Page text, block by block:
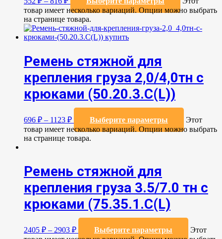
товар имеет несколько вариаций. Опции можно выбрать
на странице товара.
Ремень стяжной для
крепления груза 2,0/4,0тн с
крюками (50.20.3.C(L))
696 ₽ – 1123 ₽ Выберите параметры
Этот
товар имеет несколько вариаций. Опции можно выбрать
на странице товара.
Ремень стяжной для
крепления груза 3.5/7.0 тн с
крюками (75.35.1.C(L)
2405 ₽ – 2903 ₽ Выберите параметры
Этот